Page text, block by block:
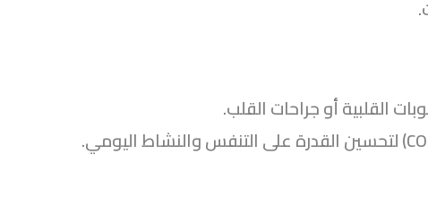
القلبية أو جراحات القلب.